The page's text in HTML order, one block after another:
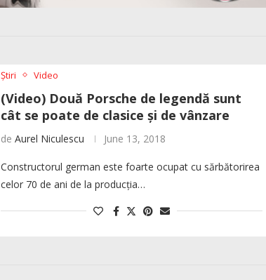
Știri Video
(Video) Două Porsche de legendă sunt
cât se poate de clasice și de vânzare
de Aurel Niculescu June 13, 2018
Constructorul german este foarte ocupat cu sărbătorirea
celor 70 de ani de la producția…